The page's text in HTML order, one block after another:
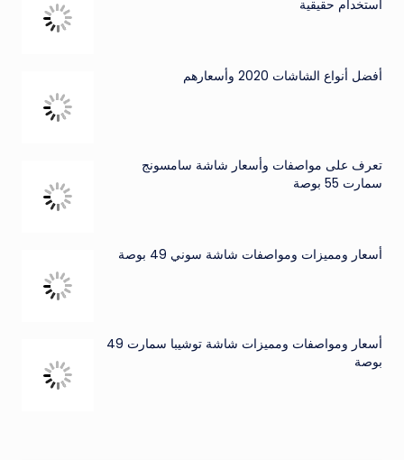
استخدام حقيقية
أفضل أنواع الشاشات 2020 وأسعارهم
تعرف على مواصفات وأسعار شاشة سامسونج
سمارت 55 بوصة
أسعار ومميزات ومواصفات شاشة سوني 49 بوصة
أسعار ومواصفات ومميزات شاشة توشيبا سمارت 49
بوصة